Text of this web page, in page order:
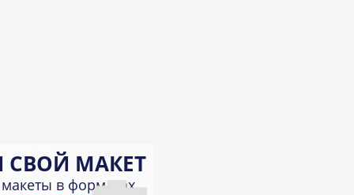
СВОЙ МАКЕТ
в форматах